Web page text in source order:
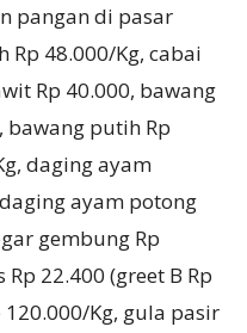
pangan di pasar
Rp 48.000/Kg, cabai
Rp 40.000, bawang
bawang putih Rp
daging ayam
ayam potong
gembung Rp
22.400 (greet B Rp
Kg, gula pasir